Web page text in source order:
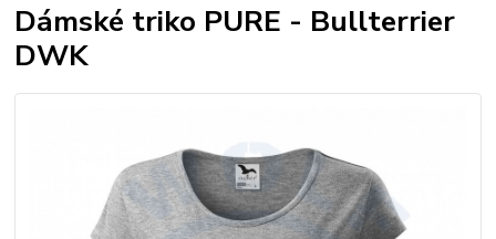
Dámské triko PURE - Bullterrier
DWK